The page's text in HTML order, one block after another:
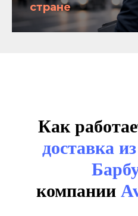
стране
Как
доставка
компании